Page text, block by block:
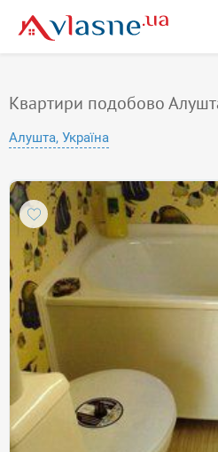
Квартири подобово
Алушта, Україна